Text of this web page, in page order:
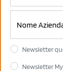
Newsletter
Newsletter